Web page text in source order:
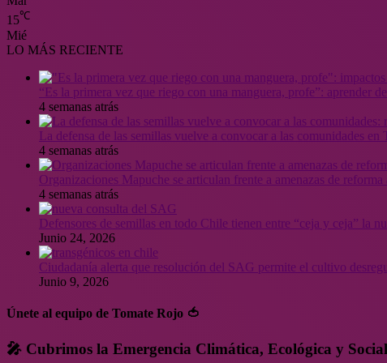
15℃
Mié
LO MÁS RECIENTE
“Es la primera vez que riego con una manguera, profe”: aprender
4 semanas atrás
La defensa de las semillas vuelve a convocar a las comunidades
4 semanas atrás
Organizaciones Mapuche se articulan frente a amenazas de
4 semanas atrás
Defensores de semillas en todo Chile tienen entre “ceja y ceja” la
Junio 24, 2026
Ciudadanía alerta que resolución del SAG permite el cultivo
Junio 9, 2026
Únete al equipo de Tomate Rojo 🍅
🎤 Cubrimos la Emergencia Climática, Ecológica y